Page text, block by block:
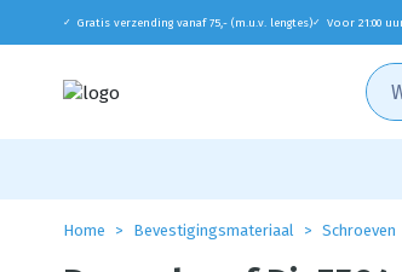
✓ Gratis verzending vanaf 75,- (m.u.v. lengtes)✓ Voor 21:00
Home Bevestigingsmateriaal Schroeven